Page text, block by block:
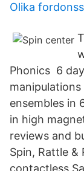
Olika
Phonics 6
ensembles in
in high
reviews and
Spin, Rattle &
contactless